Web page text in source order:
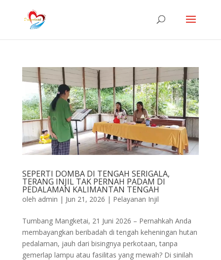
SEPERTI DOMBA DI TENGAH SERIGALA,
TERANG INJIL TAK PERNAH PADAM DI
PEDALAMAN KALIMANTAN TENGAH
oleh admin | Jun 21, 2026 | Pelayanan Injil
Tumbang Mangketai, 21 Juni 2026 – Pernahkah Anda
membayangkan beribadah di tengah keheningan hutan
pedalaman, jauh dari bisingnya perkotaan, tanpa
gemerlap lampu atau fasilitas yang mewah? Di sinilah